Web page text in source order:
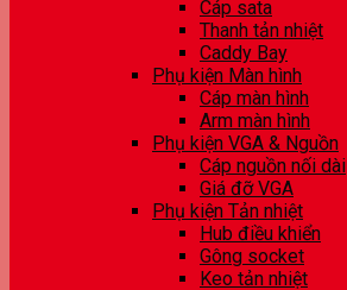
Cáp sata
Thanh tản nhiệt
Caddy Bay
Phụ kiện Màn hình
Cáp màn hình
Arm màn hình
Phụ kiện VGA & Nguồn
Cáp nguồn nối dài
Giá đỡ VGA
Phụ kiện Tản nhiệt
Hub điều khiển
Gông socket
Keo tản nhiệt